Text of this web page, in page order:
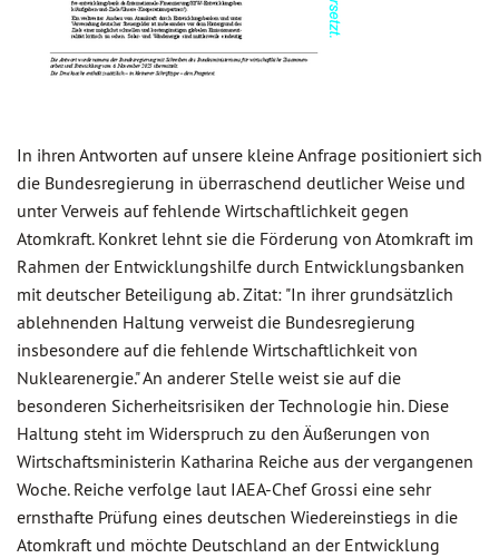
In ihren Antworten auf unsere kleine Anfrage positioniert sich
die Bundesregierung in überraschend deutlicher Weise und
unter Verweis auf fehlende Wirtschaftlichkeit gegen
Atomkraft. Konkret lehnt sie die Förderung von Atomkraft im
Rahmen der Entwicklungshilfe durch Entwicklungsbanken
mit deutscher Beteiligung ab. Zitat: "In ihrer grundsätzlich
ablehnenden Haltung verweist die Bundesregierung
insbesondere auf die fehlende Wirtschaftlichkeit von
Nuklearenergie." An anderer Stelle weist sie auf die
besonderen Sicherheitsrisiken der Technologie hin. Diese
Haltung steht im Widerspruch zu den Äußerungen von
Wirtschaftsministerin Katharina Reiche aus der vergangenen
Woche. Reiche verfolge laut IAEA-Chef Grossi eine sehr
ernsthafte Prüfung eines deutschen Wiedereinstiegs in die
Atomkraft und möchte Deutschland an der Entwicklung